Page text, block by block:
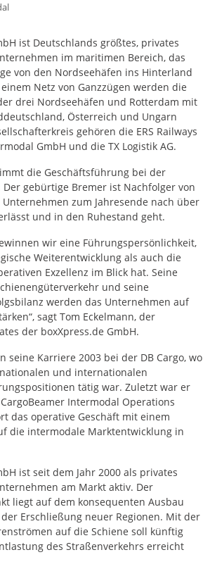
ist Deutschlands größtes, privates
im maritimen Bereich, das
von den Nordseehäfen ins Hinterland
Netz von Ganzzügen werden die
drei Nordseehäfen und Rotterdam mit
Österreich und Ungarn
gehören die ERS Railways
GmbH und die TX Logistik AG.
die Geschäftsführung bei der
Der gebürtige Bremer ist Nachfolger von
zum Jahresende nach über
und in den Ruhestand geht.
wir eine Führungspersönlichkeit,
Weiterentwicklung als auch die
Exzellenz im Blick hat. Seine
und seine
werden das Unternehmen auf
sagt Tom Eckelmann, der
der boxXpress.de GmbH.
seine Karriere 2003 bei der DB Cargo, wo
und internationalen
tätig war. Zuletzt war er
Intermodal Operations
das operative Geschäft mit einem
die intermodale Marktentwicklung in
ist seit dem Jahr 2000 als privates
am Markt aktiv. Der
liegt auf dem konsequenten Ausbau
Erschließung neuer Regionen. Mit der
auf die Schiene soll künftig
des Straßenverkehrs erreicht